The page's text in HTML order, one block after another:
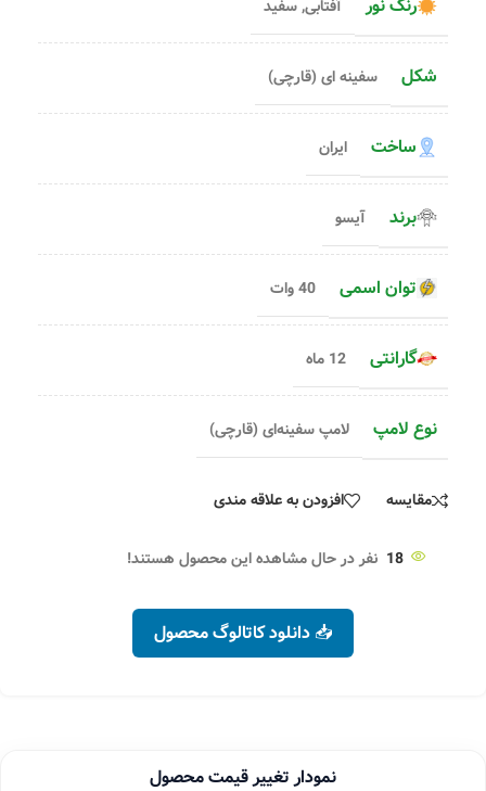
رنگ نور آفتابی,سفید
شکل سفینه ای (قارچی)
ساخت ایران
برند آیسو
توان اسمی 40 وات
گارانتی 12 ماه
نوع لامپ لامپ سفینه‌ای (قارچی)
مقایسه افزودن به علاقه مندی
18 نفر در حال مشاهده این محصول هستند!
📥 دانلود کاتالوگ محصول
نمودار تغییر قیمت محصول